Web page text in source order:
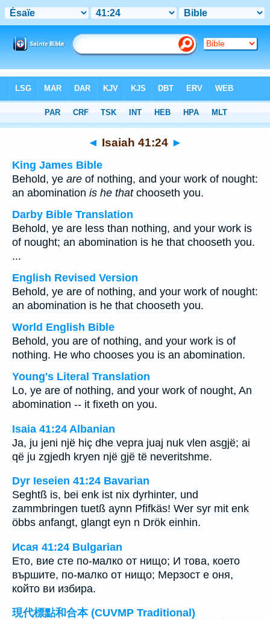
> Isaiah 41:24
◄ Isaiah 41:24 ►
King James Bible
Behold, ye are of nothing, and your work of nought:
an abomination is he thatchooseth you.
Darby Bible Translation
Behold, ye are less than nothing, and your work is
of nought; an abomination is he that chooseth you.
...
English Revised Version
Behold, ye are of nothing, and your work of nought:
an abomination is he that chooseth you.
World English Bible
Behold, you are of nothing, and your work is of
nothing. He who chooses you is an abomination.
Young's Literal Translation
Lo, ye are of nothing, and your work of nought, An
abomination -- it fixeth on you.
Isaia 41:24 Albanian
Ja, ju jeni një hiç dhe vepra juaj nuk vlen asgjë; ai
që ju zgjedh kryen një gjë të neveritshme.
Dyr Ieseien 41:24 Bavarian
Seghtß is, bei enk ist nix dyrhinter, und
zammbringen tuetß aynn Pfifkäs! Wer syr mit enk
öbbs anfangt, glangt eyn n Drök einhin.
Исая 41:24 Bulgarian
Ето, вие сте по-малко от нищо; И това, което
вършите, по-малко от нищо; Мерзост е оня,
който ви избира.
現代標點和合本 (CUVMP Traditional)